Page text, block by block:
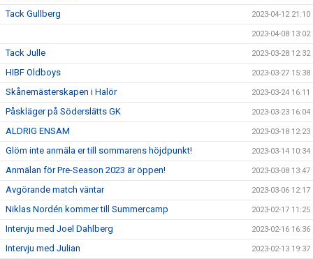
Tack Gullberg 2023-04-12 21:10
2023-04-08 13:02
Tack Julle 2023-03-28 12:32
HIBF Oldboys 2023-03-27 15:38
Skånemästerskapen i Halör 2023-03-24 16:11
Påskläger på Söderslätts GK 2023-03-23 16:04
ALDRIG ENSAM 2023-03-18 12:23
Glöm inte anmäla er till sommarens höjdpunkt! 2023-03-14 10:34
Anmälan för Pre-Season 2023 är öppen! 2023-03-08 13:47
Avgörande match väntar 2023-03-06 12:17
Niklas Nordén kommer till Summercamp 2023-02-17 11:25
Intervju med Joel Dahlberg 2023-02-16 16:36
Intervju med Julian 2023-02-13 19:37